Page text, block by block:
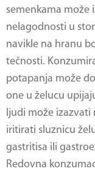
semenkama može
nelagodnosti u
navikle na hranu
tečnosti.
potapanja može
one u želucu
ljudi može izazvati
iritirati sluznicu
gastritisa ili
Redovna